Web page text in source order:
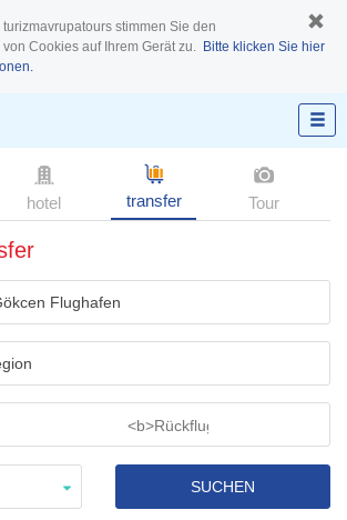
stimmen Sie den
Cookies auf Ihrem Gerät zu. Bitte klicken Sie hier
hotel transfer Tour
SUCHEN